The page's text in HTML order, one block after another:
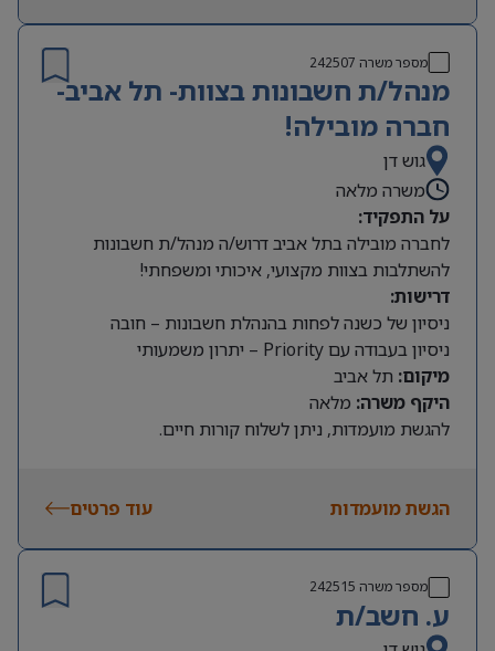
מספר משרה 242507
מנהל/ת חשבונות בצוות- תל אביב-
חברה מובילה!
גוש דן
משרה מלאה
על התפקיד:
לחברה מובילה בתל אביב דרוש/ה מנהל/ת חשבונות
להשתלבות בצוות מקצועי, איכותי ומשפחתי!
דרישות:
ניסיון של כשנה לפחות בהנהלת חשבונות – חובה
ניסיון בעבודה עם Priority – יתרון משמעותי
מיקום: תל אביב
היקף משרה: מלאה
להגשת מועמדות, ניתן לשלוח קורות חיים.
הגשת מועמדות עוד פרטים
מספר משרה 242515
ע. חשב/ת